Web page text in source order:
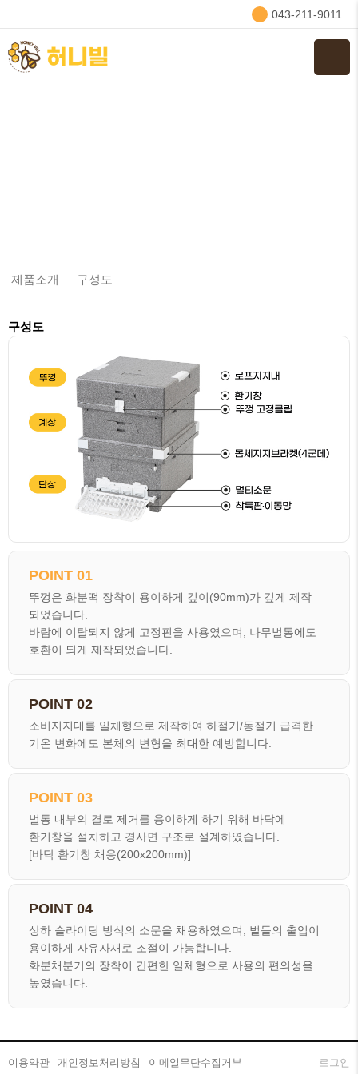
043-211-9011
제품소개 구성도
구성도
POINT 01
뚜껑은 화분떡 장착이 용이하게 깊이(90mm)가 깊게 제작
되었습니다.
바람에 이탈되지 않게 고정핀을 사용였으며, 나무벌통에도
호환이 되게 제작되었습니다.
POINT 02
소비지지대를 일체형으로 제작하여 하절기/동절기 급격한
기온 변화에도 본체의 변형을 최대한 예방합니다.
POINT 03
벌통 내부의 결로 제거를 용이하게 하기 위해 바닥에
환기창을 설치하고 경사면 구조로 설계하였습니다.
[바닥 환기창 채용(200x200mm)]
POINT 04
상하 슬라이딩 방식의 소문을 채용하였으며, 벌들의 출입이
용이하게 자유자재로 조절이 가능합니다.
화분채분기의 장착이 간편한 일체형으로 사용의 편의성을
높였습니다.
이용약관 개인정보처리방침 이메일무단수집거부 로그인